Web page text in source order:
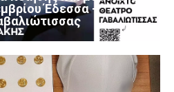
Έδεσσα –